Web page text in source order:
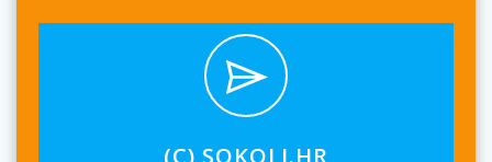
(C) SOKOLI.HR